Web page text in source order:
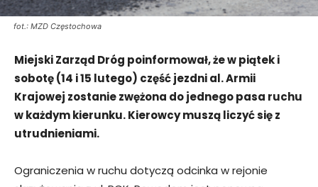
fot.: MZD Częstochowa
Miejski Zarząd Dróg poinformował, że w piątek i
sobotę (14 i 15 lutego) część jezdni al. Armii
Krajowej zostanie zwężona do jednego pasa ruchu
w każdym kierunku. Kierowcy muszą liczyć się z
utrudnieniami.
Ograniczenia w ruchu dotyczą odcinka w rejonie